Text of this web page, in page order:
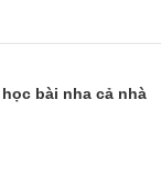
bài nha cả nhà